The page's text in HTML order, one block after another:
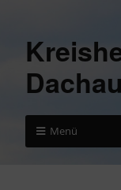
Dachau
Menü